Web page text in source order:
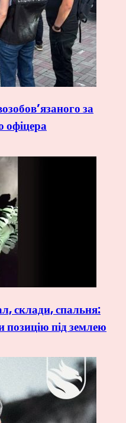
за
офіцера
склади, спальня:
під землею